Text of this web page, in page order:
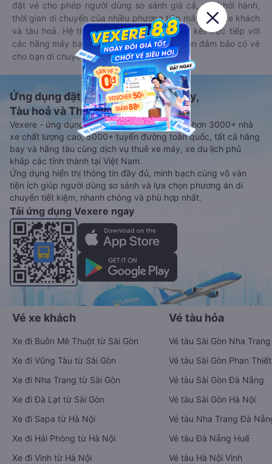
đặt vé cho phép người dùng so sánh giá cả, giờ khởi hành,
thời gian di chuyển của nhiều phương tiện máy bay, xe khách
và tàu hoả. Hệ thống của Goyolo được liên kết trực tiếp với
các hãng máy bay, xe khách và tàu hoả, luôn đảm bảo có vé
cho bạn di chuyển.
Ứng dụng đặt vé Xe khách, Máy bay,
Tàu hoả và Thuê xe
Vexere - ứng dụng đặt vé đa phương tiện với hơn 3000+ nhà
xe chất lượng cao, 5000+ tuyến đường toàn quốc, tất cả hãng
bay và hãng tàu cùng dịch vụ thuê xe máy, xe du lịch phủ
khắp các tỉnh thành tại Việt Nam.
Ứng dụng hiển thị thông tin đầy đủ, minh bạch cùng vô vàn
tiện ích giúp người dùng so sánh và lựa chọn phương án di
chuyển tiết kiệm, nhanh chóng và phù hợp nhất.
Tải ứng dụng Vexere ngay
Vé xe khách
Xe đi Buôn Mê Thuột từ Sài Gòn
Xe đi Vũng Tàu từ Sài Gòn
Xe đi Nha Trang từ Sài Gòn
Xe đi Đà Lạt từ Sài Gòn
Xe đi Sapa từ Hà Nội
Xe đi Hải Phòng từ Hà Nội
Xe đi Vinh từ Hà Nội
Vé tàu hỏa
Vé tàu Sài Gòn Nha Trang
Vé tàu Sài Gòn Phan Thiết
Vé tàu Sài Gòn Đà Nẵng
Vé tàu Sài Gòn Hà Nội
Vé tàu Nha Trang Đà
Vé tàu Đà Nẵng Huế
Vé tàu Hà Nội Vinh